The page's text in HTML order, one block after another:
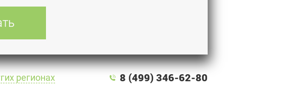
регионах 8 (499) 346-62-80